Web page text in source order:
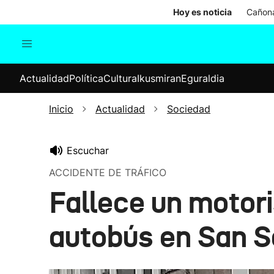
Hoy es noticia
Internacional
Elecciones
ActualidadPolíticaCulturaIkusmiranEguraldia
Inicio Actualidad Sociedad
Escuchar
ACCIDENTE DE TRÁFICO
Fallece un
autobús en San